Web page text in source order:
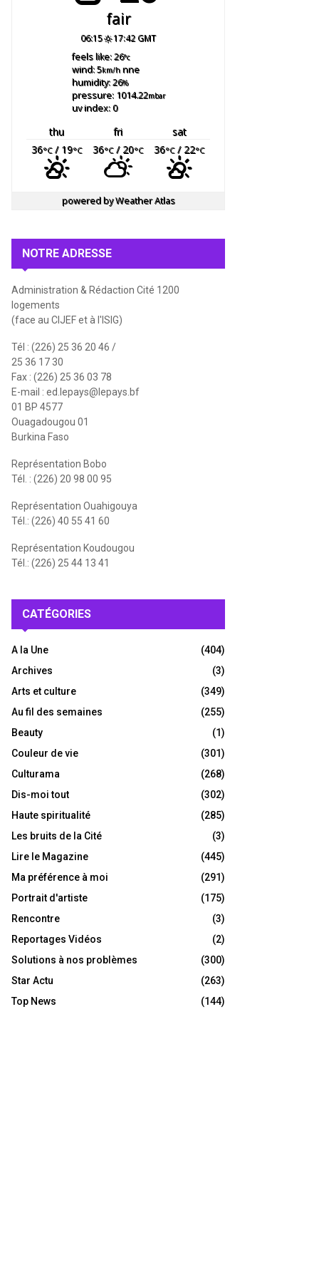
fair
06:15 17:42 GMT
feels like: 26°c
wind: 5km/hnne
humidity: 26%
pressure: 1014.22mbar
uv index: 0
thu fri
sat
36°C/ 19°C 36°C/ 20°C 36°C/ 22°C
powered byWeather Atlas
NOTRE ADRESSE
Administration & Rédaction Cité 1200
logements
(face au CIJEF et à l'ISIG)
Tél : (226) 25 36 20 46 /
25 36 17 30
Fax : (226) 25 36 03 78
E-mail : ed.lepays@lepays.bf
01 BP 4577
Ouagadougou 01
Burkina Faso
Représentation Bobo
Tél. : (226) 20 98 00 95
Représentation Ouahigouya
Tél.: (226) 40 55 41 60
Représentation Koudougou
Tél.: (226) 25 44 13 41
CATÉGORIES
A la Une
(404)
Archives
(3)
Arts et culture
(349)
Au fil des semaines
(255)
Beauty
(1)
Couleur de vie
(301)
Culturama
(268)
Dis-moi tout
(302)
Haute spiritualité
(285)
Les bruits de la Cité
(3)
Lire le Magazine
(445)
Ma préférence à moi
(291)
Portrait d'artiste
(175)
Rencontre
(3)
Reportages Vidéos
(2)
Solutions à nos problèmes
(300)
Star Actu
(263)
Top News
(144)